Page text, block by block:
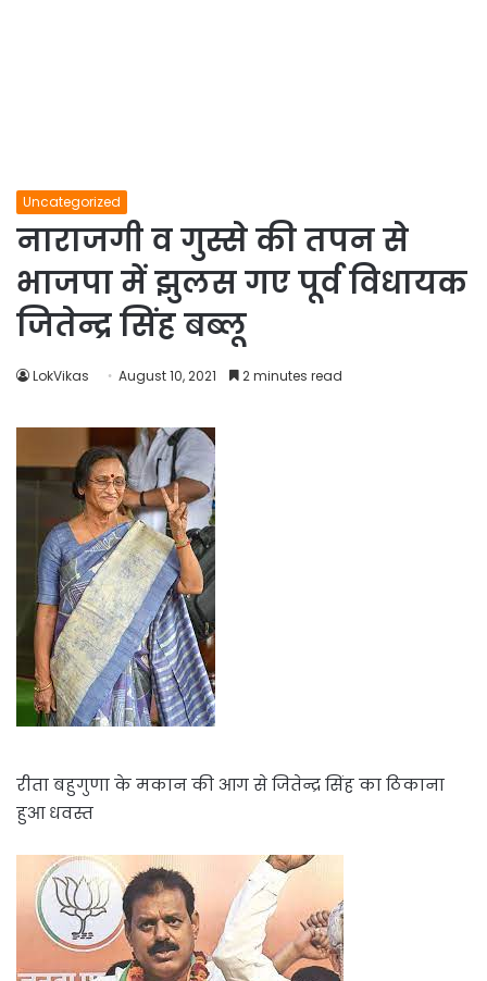
Uncategorized
नाराजगी व गुस्से की तपन से
भाजपा में झुलस गए पूर्व विधायक
जितेन्द्र सिंह बब्लू
LokVikas August 10, 2021 2 minutes read
रीता बहुगुणा के मकान की आग से जितेन्द्र सिंह का ठिकाना
हुआ धवस्त